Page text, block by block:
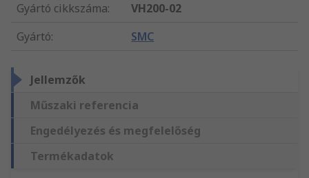
Gyártó cikkszáma:
VH200-02
Gyártó: SMC
Jellemzők
Műszaki referencia
Engedélyezés és megfelelőség
Termékadatok